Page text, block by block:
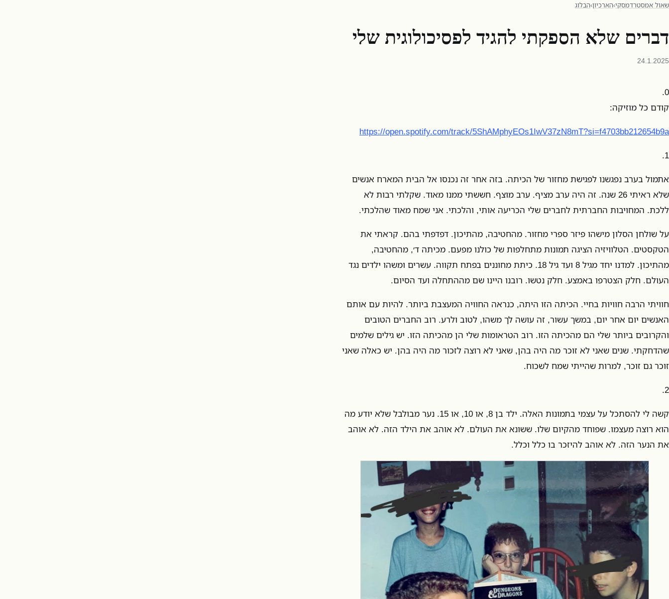
שאול אמסטרדמסקי›הארכיון›הבלוג
דברים שלא הספקתי להגיד לפסיכולוגית שלי
24.1.2025
0.
קודם כל מוזיקה:
https://open.spotify.com/track/5ShAMphyEOs1IwV37zN8mT?si=f4703bb212654b9a
1.
אתמול בערב נפגשנו לפגישת מחזור של הכיתה. בזה אחר זה נכנסו אל הבית המארח אנשים
שלא ראיתי 26 שנה. זה היה ערב מציף. ערב מוצף. חששתי ממנו מאוד. שקלתי רבות לא
ללכת. המחויבות החברתית לחברים שלי הכריעה אותי, והלכתי. אני שמח מאוד שהלכתי.
על שולחן הסלון מישהו פיזר ספרי מחזור. מהחטיבה, מהתיכון. דפדפתי בהם. קראתי את
הטקסטים. הטלוויזיה הציגה תמונות מתחלפות של כולנו מפעם. מכיתה ד׳, מהחטיבה,
מהתיכון. למדנו יחד מגיל 8 ועד גיל 18. כיתת מחוננים בפתח תקווה. עשרים ומשהו ילדים נגד
העולם. חלק הצטרפו באמצע. חלק נטשו. רובנו היינו שם מההתחלה ועד הסיום.
חוויתי הרבה חוויות בחיי. הכיתה הזו היתה, כנראה החוויה המעצבת ביותר. להיות עם אותם
האנשים יום אחר יום, במשך עשור, זה עושה לך משהו, לטוב ולרע. רוב החברים הטובים
והקרובים ביותר שלי הם מהכיתה הזו. רוב הטראומות שלי הן מהכיתה הזו. יש גילים שלמים
שהדחקתי. שנים שאני לא זוכר מה היה בהן, שאני לא רוצה לזכור מה היה בהן. יש כאלה שאני
זוכר גם זוכר, למרות שהייתי שמח לשכוח.
2.
קשה לי להסתכל על עצמי בתמונות האלה. ילד בן 8, או 10, או 15. נער מבולבל שלא יודע מה
הוא רוצה מעצמו. שפוחד מהקיום שלו. ששונא את העולם. לא אוהב את הילד הזה. לא אוהב
את הנער הזה. לא אוהב להיזכר בו כלל וכלל.